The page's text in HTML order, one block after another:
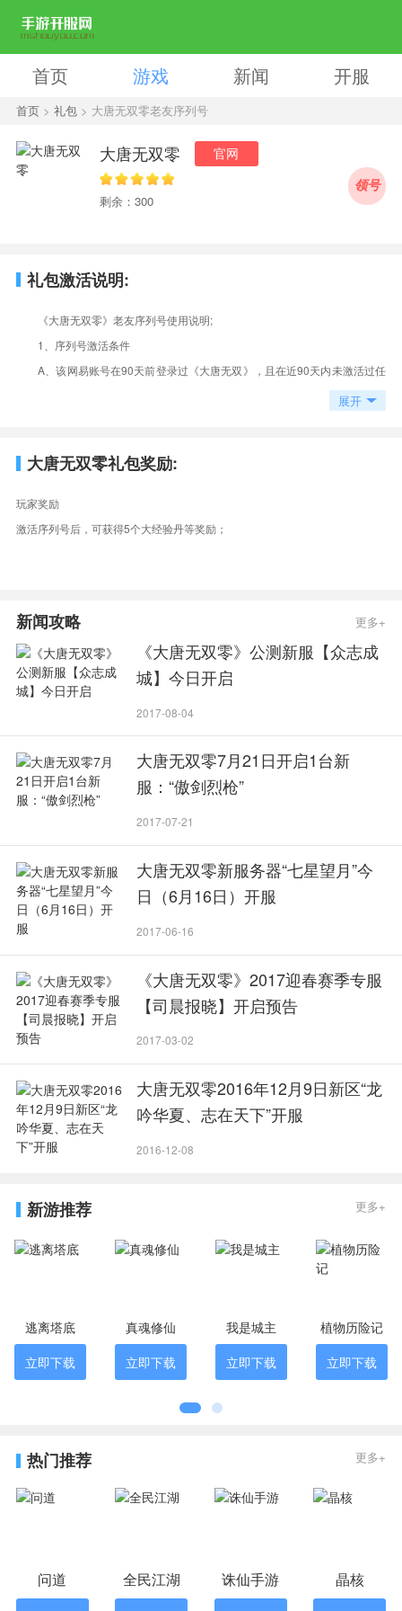
首页 游戏 新闻 开服
首页> 礼包> 大唐无双零老友序列号
大唐无双零 官网
剩余：300
领号
礼包激活说明:
《大唐无双零》老友序列号使用说明;
1、序列号激活条件
A、该网易账号在90天前登录过《大唐无双》，且在近90天内未激活过任
2、序列号激活方式
进入游戏后，点击“奖励中心”按钮(屏幕右上角地图左侧的礼品图形按钮)，
打开奖励中心界面，选择兑换礼品功能选项，输入序列号即可。
展开
大唐无双零礼包奖励:
玩家奖励
激活序列号后，可获得5个大经验丹等奖励；
新闻攻略 更多+
《大唐无双零》公测新服【众志成
城】今日开启
2017-08-04
大唐无双零7月21日开启1台新
服：“傲剑烈枪”
2017-07-21
大唐无双零新服务器“七星望月”今
日（6月16日）开服
2017-06-16
《大唐无双零》2017迎春赛季专服
【司晨报晓】开启预告
2017-03-02
大唐无双零2016年12月9日新区“龙
吟华夏、志在天下”开服
2016-12-08
新游推荐 更多+
逃离塔底
立即下载
真魂修仙
立即下载
我是城主
立即下载
植物历险记
立即下载
热门推荐 更多+
问道 全民江湖 诛仙手游 晶核